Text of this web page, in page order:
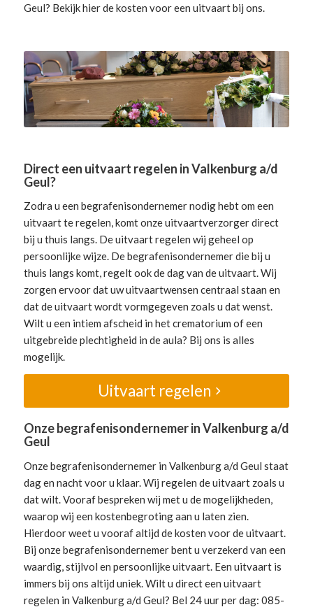
Geul? Bekijk hier dekosten voor een uitvaartbij ons.
Direct een uitvaart regelen in Valkenburg a/d
Geul?
Zodra u een begrafenisondernemer nodig hebt om een
uitvaart te regelen, komt onze uitvaartverzorger direct
bij u thuis langs. De uitvaart regelen wij geheel op
persoonlijke wijze. De begrafenisondernemer die bij u
thuis langs komt, regelt ook de dag van de uitvaart. Wij
zorgen ervoor dat uw uitvaartwensen centraal staan en
dat de uitvaart wordt vormgegeven zoals u dat wenst.
Wilt u een intiem afscheid in het crematorium of een
uitgebreide plechtigheid in de aula? Bij ons is alles
mogelijk.
Uitvaart regelen
Onze begrafenisondernemer in Valkenburg a/d
Geul
Onze begrafenisondernemer in Valkenburg a/d Geul staat
dag en nacht voor u klaar. Wij regelen de uitvaart zoals u
dat wilt. Vooraf bespreken wij met u de mogelijkheden,
waarop wij een kostenbegroting aan u laten zien.
Hierdoor weet u vooraf altijd de kosten voor de uitvaart.
Bij onze begrafenisondernemer bent u verzekerd van een
waardig, stijlvol en persoonlijke uitvaart. Een uitvaart is
immers bij ons altijd uniek. Wilt u direct een uitvaart
regelen in Valkenburg a/d Geul? Bel 24 uur per dag: 085-